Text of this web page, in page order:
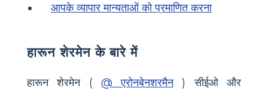
आपके व्यापार मान्यताओं को प्रमाणित करना
हारून शेरमेन के बारे में
हारून शेरमेन ( @ एरोनबेनशरमैन) सीईओ और